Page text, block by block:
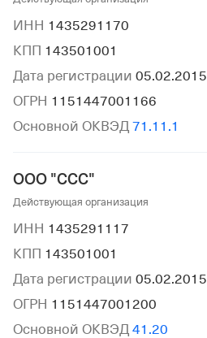
ИНН 1435291170
КПП 143501001
Дата регистрации 05.02.2015
ОГРН 1151447001166
Основной ОКВЭД 71.11.1
ООО "ССС"
Действующая организация
ИНН 1435291117
КПП 143501001
Дата регистрации 05.02.2015
ОГРН 1151447001200
Основной ОКВЭД 41.20